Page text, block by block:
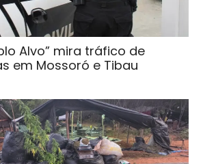
Alvo” mira tráfico de
em Mossoró e Tibau